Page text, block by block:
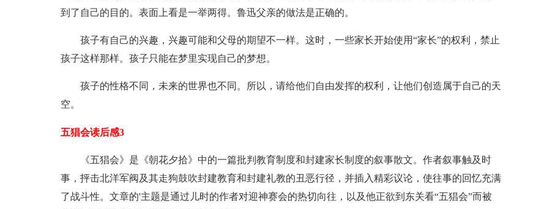
到了自己的目的。表面上看是一举两得。鲁迅父亲的做法是正确的。
孩子有自己的兴趣，兴趣可能和父母的期望不一样。这时，一些家长开始使用“家长”的权利，禁止
孩子这样那样。孩子只能在梦里实现自己的梦想。
孩子的性格不同，未来的世界也不同。所以，请给他们自由发挥的权利，让他们创造属于自己的天
空。
五猖会读后感3
《五猖会》是《朝花夕拾》中的一篇批判教育制度和封建家长制度的叙事散文。作者叙事触及时
事，抨击北洋军阀及其走狗鼓吹封建教育和封建礼教的丑恶行径，并插入精彩议论，使往事的回忆充满
了战斗性。文章的'主题是通过儿时的作者对迎神赛会的热切向往，以及他正欲到东关看“五猖会”而被